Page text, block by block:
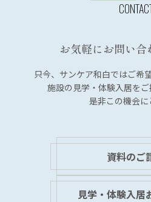
お気軽にお問い合
只今、サンケア和白ではご希
施設の見学・体験入居を
是非この機会に
資料のご
見学・体験入居